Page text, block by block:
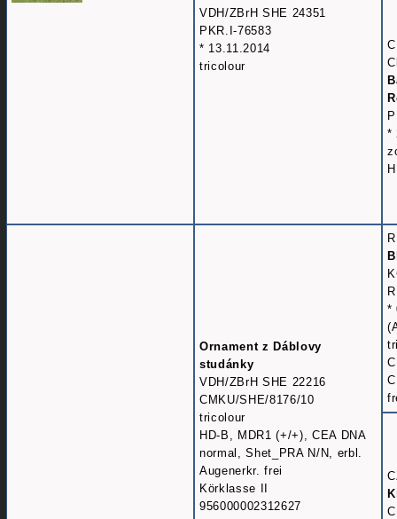
VDH/ZBrH SHE 24351
PKR.I-76583
* 13.11.2014
tricolour
*
Ornament z Dáblovy
studánky
VDH/ZBrH SHE 22216
CMKU/SHE/8176/10
tricolour
HD-B, MDR1 (+/+), CEA DNA
normal, Shet_PRA N/N, erbl.
Augenerkr. frei
Körklasse II
956000002312627
*